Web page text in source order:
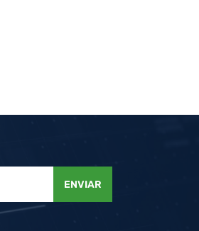
ENVIAR